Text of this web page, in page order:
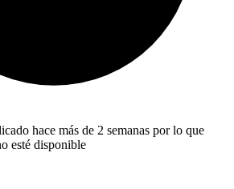
hace más de 2 semanas por lo que
esté disponible